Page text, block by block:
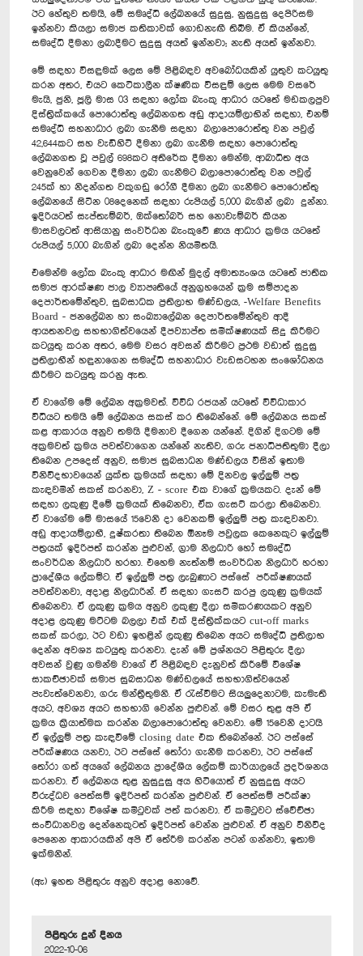
ඊට හේතුව තමයි, මේ සමෘද්ධි ලේඛනයේ සුදුසු, නුසුදුසු දෙපිරිසම
ඉන්නවා කියලා සමාජ කතිකාවක් ගොඩනැඟී තිබීම. ඒ කියන්නේ,
සමෘද්ධි දීමනා ලබාදීමට සුදුසු අයත් ඉන්නවා; නැති අයත් ඉන්නවා.
මේ සඳහා විසඳුමක් ලෙස මේ පිළිබඳව අවබෝධයකින් යුතුව කටයුතු
කරන අතර, එයට කෙටිකාලීන ක්ෂණික විසඳුම් ලෙස මෙම වසරේ
මැයි, ජුනි, ජූලි මාස 03 සඳහා ලෝක බැංකු ආධාර යටතේ මඩකලපුව
දිස්ත්‍රික්කයේ පොරොත්තු ලේඛනගත අඩු ආදායම්ලාභින් සඳහා, එනම්
සමෘද්ධි සහනාධාර ලබා ගැනීම සඳහා බලාපොරොත්තු වන පවුල්
42,644කට සහ වැඩිහිටි දීමනා ලබා ගැනීම සඳහා පොරොත්තු
ලේඛනගත වූ පවුල් 698කට අතිරේක දීමනා මෙන්ම, ආබාධිත අය
වෙනුවෙන් ගෙවන දීමනා ලබා ගැනීමට බලාපොරොත්තු වන පවුල්
245ක් හා නිදන්ගත වකුගඩු රෝගී දීමනා ලබා ගැනීමට පොරොත්තු
ලේඛනයේ සිටින 08දෙනෙක් සඳහා රුපියල් 5,000 බැගින් ලබා දුන්නා.
ඉදිරියටත් සැප්තැම්බර්, ඔක්තෝබර් සහ නොවැම්බර් කියන
මාසවලටත් ආසියානු සංවර්ධන බැංකුවේ ණය ආධාර ක්‍රමය යටතේ
රුපියල් 5,000 බැගින් ලබා දෙන්න නියමිතයි.
එමෙන්ම ලෝක බැංකු ආධාර මඟින් මුදල් අමාත්‍යංශය යටතේ ජාතික
සමාජ ආරක්ෂණ ජාල ව්‍යාපෘතියේ අනුග්‍රහයෙන් ක්‍රම සම්පාදන
දෙපාර්තමේන්තුව, සුබසාධක ප්‍රතිලාභ මණ්ඩලය, -Welfare Benefits
Board - ජනලේඛන හා සංඛ්‍යාලේඛන දෙපාර්තමේන්තුව ආදී
ආයතනවල සහභාගිත්වයෙන් දීපව්‍යාප්ත සමීක්ෂණයක් සිදු කිරීමට
කටයුතු කරන අතර, මෙම වසර අවසන් කිරීමට ප්‍රථම වඩාත් සුදුසු
ප්‍රතිලාභීන් හඳුනාගෙන සමෘද්ධි සහනාධාර වැඩසටහන සංශෝධනය
කිරීමට කටයුතු කරනු ඇත.
ඒ වාගේම මේ ලේඛන අක්‍රමවත්. විවිධ රජයන් යටතේ විවිධාකාර
විධියට තමයි මේ ලේඛනය සකස් කර තිබෙන්නේ. මේ ලේඛනය සකස්
කළ ආකාරය අනුව තමයි දීමනාව දීගෙන යන්නේ. දිගින් දිගටම මේ
අක්‍රමවත් ක්‍රමය පවත්වාගෙන යන්නේ නැතිව, ගරු ජනාධිපතිතුමා දීලා
තිබෙන උපදෙස් අනුව, සමාජ සුබසාධන මණ්ඩලය විසින් ඉතාම
විනිවිදභාවයෙන් යුක්ත ක්‍රමයක් සඳහා මේ දිනවල ඉල්ලුම් පත්‍ර
කැඳවමින් සකස් කරනවා, Z - score එක වාගේ ක්‍රමයකට. දැන් මේ
සඳහා ලකුණු දීමේ ක්‍රමයක් තිබෙනවා, ඒක ගැසට් කරලා තිබෙනවා.
ඒ වාගේම මේ මාසයේ 15වෙනි දා වෙනකම් ඉල්ලුම් පත්‍ර කැඳවනවා.
අඩු ආදායම්ලාභී, දුෂ්කරතා තිබෙන ඕනෑම පවුලක කෙනෙකුට ඉල්ලුම්
පත්‍රයක් ඉදිරිපත් කරන්න පුළුවන්, ග්‍රාම නිලධාරි හෝ සමෘද්ධි
සංවර්ධන නිලධාරි හරහා. එහෙම නැත්නම් සංවර්ධන නිලධාරි හරහා
ප්‍රාදේශීය ලේකම්ට. ඒ ඉල්ලුම් පත්‍ර ලැබුණාට පස්සේ පරීක්ෂණයක්
පවත්වනවා, අදාළ නිලධාරින්. ඒ සඳහා ගැසට් කරපු ලකුණු ක්‍රමයක්
තිබෙනවා. ඒ ලකුණු ක්‍රමය අනුව ලකුණු දීලා සමීකරණයකට අනුව
අදාළ ලකුණු මට්ටම බලලා එක් එක් දිස්ත්‍රික්කයට cut-off marks
සකස් කරලා, ඊට වඩා ඉහළින් ලකුණු තිබෙන අයට සමෘද්ධි ප්‍රතිලාභ
දෙන්න අවශ්‍ය කටයුතු කරනවා. දැන් මේ ප්‍රශ්නයට පිළිතුරු දීලා
අවසන් වුණු ගමන්ම වාගේ ඒ පිළිබඳව දැනුවත් කිරීමේ විශේෂ
සාකච්ඡාවක් සමාජ සුබසාධන මණ්ඩලයේ සහභාගිත්වයෙන්
පැවැත්වෙනවා, ගරු මන්ත්‍රීතුමනි. ඒ රැස්වීමට සියලුදෙනාටම, කැමැති
අයට, අවශ්‍ය අයට සහභාගි වෙන්න පුළුවන්. මේ වසර තුළ අපි ඒ
ක්‍රමය ක්‍රියාත්මක කරන්න බලාපොරොත්තු වෙනවා. මේ 15වෙනි දාටයි
ඒ ඉල්ලුම් පත්‍ර කැඳවීමේ closing date එක තිබෙන්නේ. ඊට පස්සේ
පරීක්ෂණය යනවා, ඊට පස්සේ තෝරා ගැනීම කරනවා, ඊට පස්සේ
තෝරා ගත් අයගේ ලේඛනය ප්‍රාදේශීය ලේකම් කාර්යාලයේ ප්‍රදර්ශනය
කරනවා. ඒ ලේඛනය තුළ නුසුදුසු අය හිටියොත් ඒ නුසුදුසු අයට
විරුද්ධව පෙත්සම් ඉදිරිපත් කරන්න පුළුවන්. ඒ පෙත්සම් පරීක්ෂා
කිරීම සඳහා විශේෂ කමිටුවක් පත් කරනවා. ඒ කමිටුවට ස්වේච්ඡා
සංවිධානවල දෙන්නෙකුටත් ඉදිරිපත් වෙන්න පුළුවන්. ඒ අනුව විනිවිද
පෙනෙන ආකාරයකින් අපි ඒ තේරීම කරන්න පටන් ගන්නවා, ඉතාම
ඉක්මනින්.
(ඇ) ඉහත පිළිතුරු අනුව අදාළ නොවේ.
පිළිතුරු දුන් දිනය
2022-10-06